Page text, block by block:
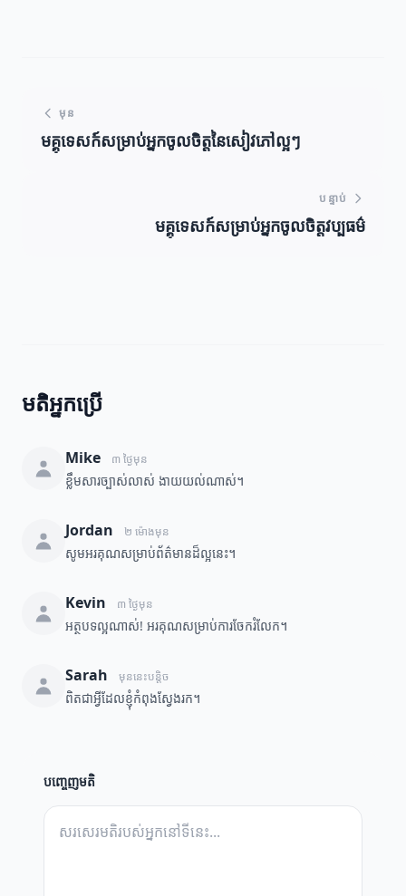
មុន
មគ្គុទេសក៍សម្រាប់អ្នកចូលចិត្តនៃសៀវភៅល្អៗ
បន្ទាប់
មគ្គុទេសក៍សម្រាប់អ្នកចូលចិត្តវប្បធម៌
មតិអ្នកប្រើ
Mike ៣ ថ្ងៃមុន
ខ្លឹមសារច្បាស់លាស់ ងាយយល់ណាស់។
Jordan ២ ម៉ោងមុន
សូមអរគុណសម្រាប់ព័ត៌មានដ៏ល្អនេះ។
Kevin ៣ ថ្ងៃមុន
អត្ថបទល្អណាស់! អរគុណសម្រាប់ការចែករំលែក។
Sarah មុននេះបន្តិច
ពិតជាអ្វីដែលខ្ញុំកំពុងស្វែងរក។
បញ្ចេញមតិ